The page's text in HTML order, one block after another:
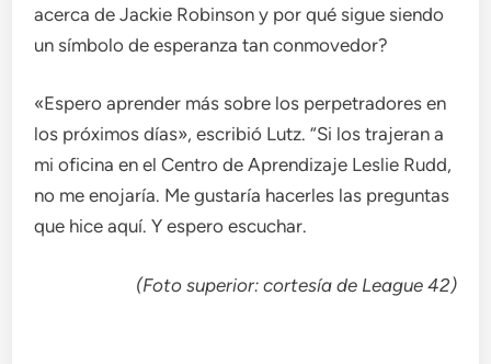
acerca de Jackie Robinson y por qué sigue siendo
un símbolo de esperanza tan conmovedor?
«Espero aprender más sobre los perpetradores en
los próximos días», escribió Lutz. “Si los trajeran a
mi oficina en el Centro de Aprendizaje Leslie Rudd,
no me enojaría. Me gustaría hacerles las preguntas
que hice aquí. Y espero escuchar.
(Foto superior: cortesía de League 42)